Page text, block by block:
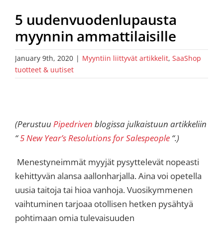
5 uudenvuodenlupausta
myynnin ammattilaisille
January 9th, 2020 | Myyntiin liittyvät artikkelit, SaaShop
tuotteet & uutiset
(Perustuu Pipedriven blogissa julkaistuun artikkeliin
“5 New Year’s Resolutions for Salespeople “.)
Menestyneimmät myyjät pysyttelevät nopeasti
kehittyvän alansa aallonharjalla. Aina voi opetella
uusia taitoja tai hioa vanhoja. Vuosikymmenen
vaihtuminen tarjoaa otollisen hetken pysähtyä
pohtimaan omia tulevaisuuden